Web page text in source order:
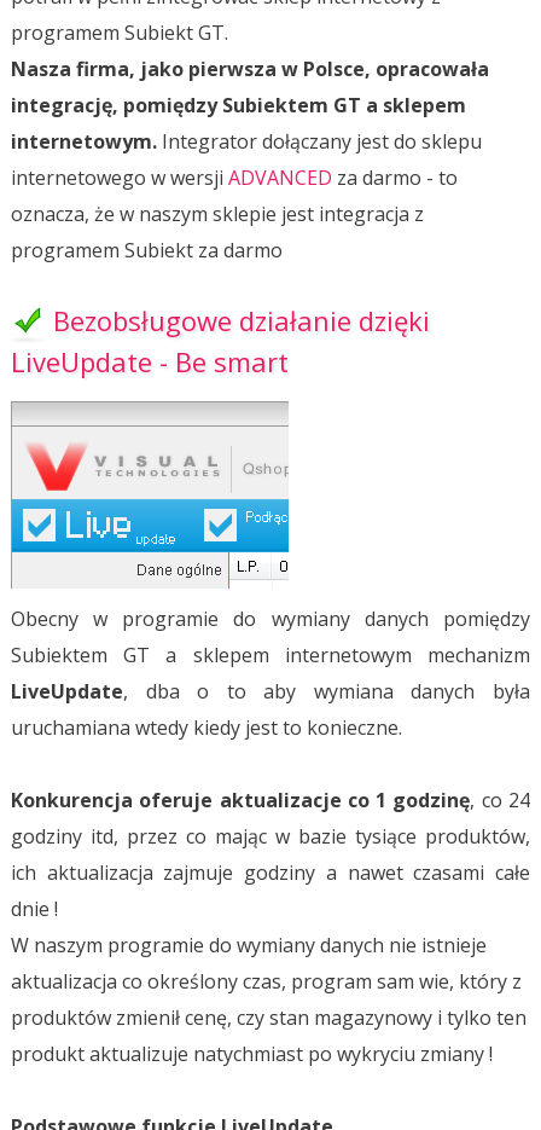
programem Subiekt GT.
Nasza firma, jako pierwsza w Polsce, opracowała
integrację, pomiędzy Subiektem GT a sklepem
internetowym. Integrator dołączany jest do sklepu
internetowego w wersji ADVANCED za darmo - to
oznacza, że w naszym sklepie jest integracja z
programem Subiekt za darmo
Bezobsługowe działanie dzięki
LiveUpdate - Be smart
Obecny w programie do wymiany danych pomiędzy
Subiektem GT a sklepem internetowym mechanizm
LiveUpdate, dba o to aby wymiana danych była
uruchamiana wtedy kiedy jest to konieczne.
Konkurencja oferuje aktualizacje co 1 godzinę, co 24
godziny itd, przez co mając w bazie tysiące produktów,
ich aktualizacja zajmuje godziny a nawet czasami całe
dnie !
W naszym programie do wymiany danych nie istnieje
aktualizacja co określony czas, program sam wie, który z
produktów zmienił cenę, czy stan magazynowy i tylko ten
produkt aktualizuje natychmiast po wykryciu zmiany !